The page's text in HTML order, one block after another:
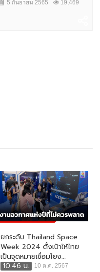
5 กันยายน 2565 19,469
ยกระดับ Thailand Space
Week 2024 ตั้งเป้าให้ไทย
เป็นจุดหมายเชื่อมโยง...
10:46 น.
10 ต.ค. 2567